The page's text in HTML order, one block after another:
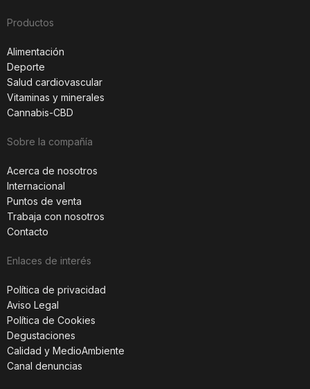
Productos
Alimentación
Deporte
Salud cardiovascular
Vitaminas y minerales
Cannabis-CBD
Sobre la compañía
Acerca de nosotros
Internacional
Puntos de venta
Trabaja con nosotros
Contacto
Enlaces de interés
Política de privacidad
Aviso Legal
Política de Cookies
Degustaciones
Calidad y MedioAmbiente
Canal denuncias